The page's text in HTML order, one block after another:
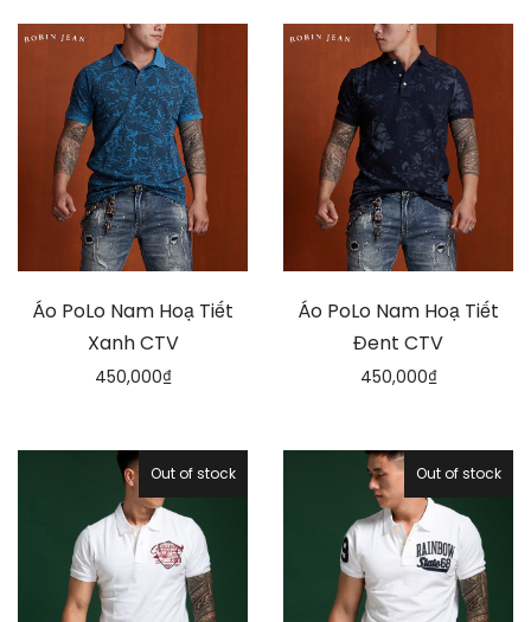
Áo PoLo Nam Hoạ Tiết
Xanh CTV
450,000₫
Áo PoLo Nam Hoạ Tiết
Đent CTV
450,000₫
Out of stock Out of stock